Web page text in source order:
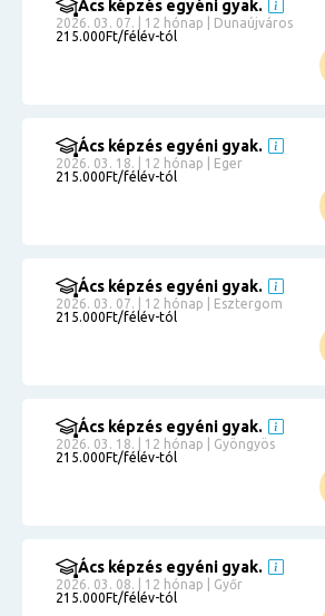
Ács képzés egyéni gyak.
2026. 03. 07. | 12 hónap | Dunaújváros
215.000Ft/félév-tól
Ács képzés egyéni gyak.
2026. 03. 18. | 12 hónap | Eger
215.000Ft/félév-tól
Ács képzés egyéni gyak.
2026. 03. 07. | 12 hónap | Esztergom
215.000Ft/félév-tól
Ács képzés egyéni gyak.
2026. 03. 18. | 12 hónap | Gyöngyös
215.000Ft/félév-tól
Ács képzés egyéni gyak.
2026. 03. 08. | 12 hónap | Győr
215.000Ft/félév-tól